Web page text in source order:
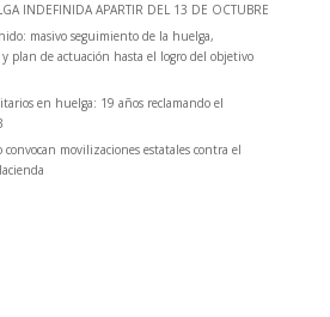
INDEFINIDA APARTIR DEL 13 DE OCTUBRE
masivo seguimiento de la huelga,
plan de actuación hasta el logro del objetivo
en huelga: 19 años reclamando el
convocan movilizaciones estatales contra el